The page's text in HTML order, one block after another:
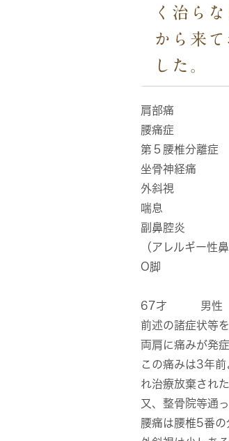
く治ら
から来
した。
肩部痛
腰痛症
第５腰椎分離症
坐骨神経痛
外斜視
喘息
副鼻腔炎
（アレルギー性鼻
O脚
67才 男性
前述の諸症状等
両肩に痛みが発
この痛みは3年
れ治療放棄され
又、整骨院等通
腰痛は腰椎5番